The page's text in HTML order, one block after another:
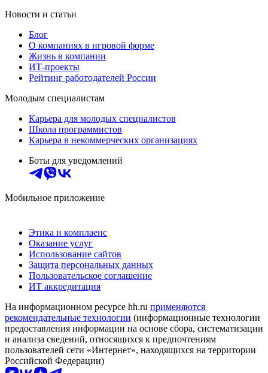
Новости и статьи
Блог
О компаниях в игровой форме
Жизнь в компании
ИТ-проекты
Рейтинг работодателей России
Молодым специалистам
Карьера для молодых специалистов
Школа программистов
Карьера в некоммерческих организациях
Боты для уведомлений
Мобильное приложение
Этика и комплаенс
Оказание услуг
Использование сайтов
Защита персональных данных
Пользовательское соглашение
ИТ аккредитация
На информационном ресурсе hh.ru применяются
рекомендательные технологии (информационные технологии
предоставления информации на основе сбора, систематизации
и анализа сведений, относящихся к предпочтениям
пользователей сети «Интернет», находящихся на территории
Российской Федерации)